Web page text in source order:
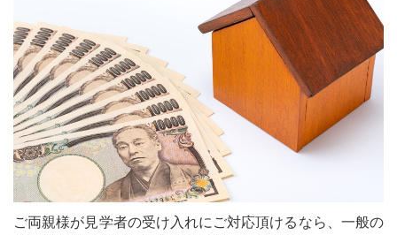
ご両親様が見学者の受け入れにご対応頂けるなら、一般の